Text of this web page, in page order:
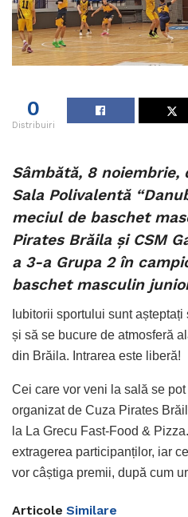
0
Distribuiri
Sâmbătă, 8 noiembrie,
Sala Polivalentă
meciul de baschet
Pirates Brăila și CSM
a 3-a Grupa 2 în
baschet masculin
Iubitorii sportului sunt
și să se bucure de atmosferă
din Brăila. Intrarea este liberă!
Cei care vor veni la sală se
organizat de Cuza Pirates
la La Grecu Fast-Food &
extragerea participanților, iar
vor câștiga premii, după cum
Articole Similare